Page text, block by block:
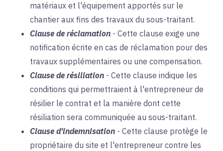
matériaux et l'équipement apportés sur le
chantier aux fins des travaux du sous-traitant.
Clause de réclamation - Cette clause exige une
notification écrite en cas de réclamation pour des
travaux supplémentaires ou une compensation.
Clause de résiliation - Cette clause indique les
conditions qui permettraient à l'entrepreneur de
résilier le contrat et la manière dont cette
résiliation sera communiquée au sous-traitant.
Clause d'indemnisation - Cette clause protège le
propriétaire du site et l'entrepreneur contre les